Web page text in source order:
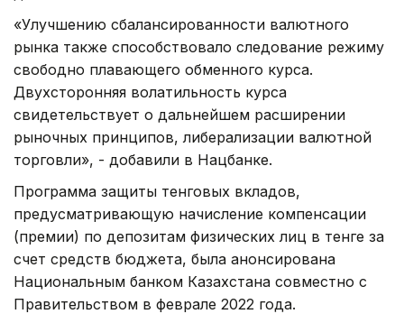
«Улучшению сбалансированности валютного
рынка также способствовало следование режиму
свободно плавающего обменного курса.
Двухсторонняя волатильность курса
свидетельствует о дальнейшем расширении
рыночных принципов, либерализации валютной
торговли», - добавили в Нацбанке.
Программа защиты тенговых вкладов,
предусматривающую начисление компенсации
(премии) по депозитам физических лиц в тенге за
счет средств бюджета, была анонсирована
Национальным банком Казахстана совместно с
Правительством в феврале 2022 года.